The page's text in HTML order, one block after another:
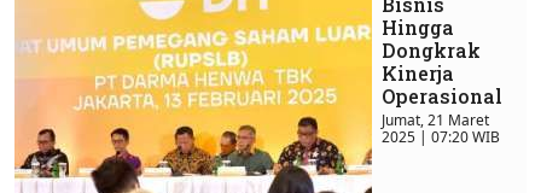
Hingga
Dongkrak
Kinerja
Operasional
Jumat, 21 Maret
2025 | 07:20 WIB